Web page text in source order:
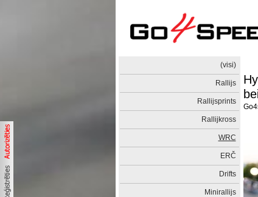
(visi)
Rallijs
Rallijsprints
Rallijkross
WRC
ERČ
Drifts
Minirallijs